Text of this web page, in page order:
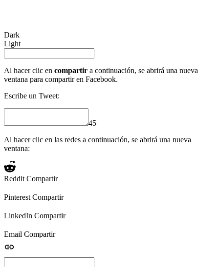
Dark
Light
Al hacer clic en compartir a continuación, se abrirá una nueva
ventana para compartir en Facebook.
Escribe un Tweet:
45
Al hacer clic en las redes a continuación, se abrirá una nueva
ventana:
Reddit Compartir
Pinterest Compartir
LinkedIn Compartir
Email Compartir